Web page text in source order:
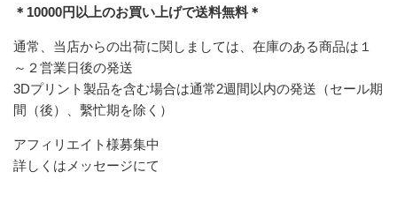
＊10000円以上のお買い上げで送料無料＊
通常、当店からの出荷に関しましては、在庫のある商品は１
～２営業日後の発送
3Dプリント製品を含む場合は通常2週間以内の発送（セール期
間（後）、繫忙期を除く）
アフィリエイト様募集中
詳しくはメッセージにて